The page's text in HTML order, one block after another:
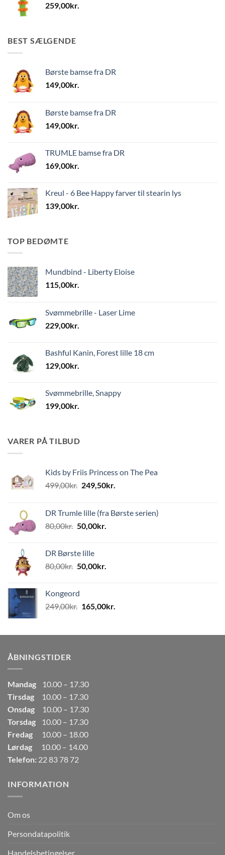
259,00kr.
BEST SÆLGENDE
Børste bamse fra DR
149,00kr.
Børste bamse fra DR
149,00kr.
TRUMLE bamse fra DR
169,00kr.
Kreul - 6 Bee Happy farver til stearin lys
139,00kr.
TOP BEDØMTE
Mundbind - Liberty Eloise
115,00kr.
Svømmebrille - Laser Lime
229,00kr.
Bashful Kanin, Forest lille 18 cm
129,00kr.
Svømmebrille, Snappy
199,00kr.
VARER PÅ TILBUD
Kids by Friis Princess on The Pea
499,00kr. Den
var:
499,00kr..
249,50kr.
er:
DR Trumle lille (fra Børste serien)
80,00kr. Den
var:
80,00kr..
50,00kr.
50,00kr..
DR Børste lille
80,00kr. Den
var:
80,00kr..
50,00kr.
50,00kr..
Kongeord
249,00kr. Den
var:
165,00kr.
er:
ÅBNINGSTIDER
Mandag
10.00 – 17.30
Tirsdag
10.00 – 17.30
Onsdag
10.00 – 17.30
Torsdag
10.00 – 17.30
Fredag
10.00 – 18.00
Lørdag
10.00 – 14.00
Telefon: 22 83 78 72
INFORMATION
Om os
Persondatapolitik
Handelsbetingelser